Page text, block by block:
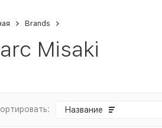
Brands
Misaki
Название